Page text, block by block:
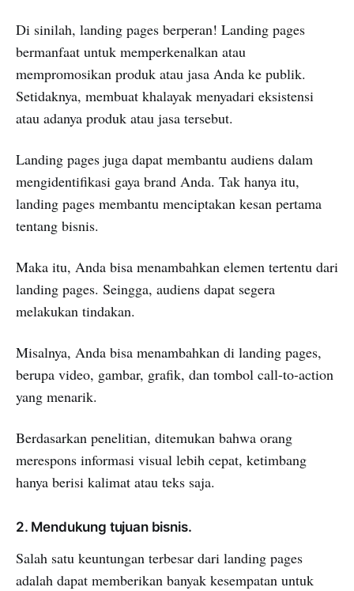
Di sinilah, landing pages berperan! Landing pages
bermanfaat untuk memperkenalkan atau
mempromosikan produk atau jasa Anda ke publik.
Setidaknya, membuat khalayak menyadari eksistensi
atau adanya produk atau jasa tersebut.
Landing pages juga dapat membantu audiens dalam
mengidentifikasi gaya brand Anda. Tak hanya itu,
landing pages membantu menciptakan kesan pertama
tentang bisnis.
Maka itu, Anda bisa menambahkan elemen tertentu dari
landing pages. Seingga, audiens dapat segera
melakukan tindakan.
Misalnya, Anda bisa menambahkan di landing pages,
berupa video, gambar, grafik, dan tombol call-to-action
yang menarik.
Berdasarkan penelitian, ditemukan bahwa orang
merespons informasi visual lebih cepat, ketimbang
hanya berisi kalimat atau teks saja.
2. Mendukung tujuan bisnis.
Salah satu keuntungan terbesar dari landing pages
adalah dapat memberikan banyak kesempatan untuk